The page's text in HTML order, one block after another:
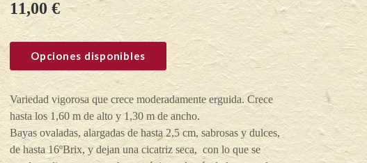
11,00 €
Opciones disponibles
Variedad vigorosa que crece moderadamente erguida. Crece
hasta los 1,60 m de alto y 1,30 m de ancho.
Bayas ovaladas, alargadas de hasta 2,5 cm, sabrosas y dulces,
de hasta 16ºBrix, y dejan una cicatriz seca, con lo que se